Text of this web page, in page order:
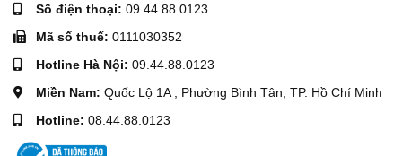
Số điện thoại: 09.44.88.0123
Mã số thuế: 0111030352
Hotline Hà Nội: 09.44.88.0123
Miền Nam: Quốc Lộ 1A , Phường Bình Tân, TP. Hồ Chí Minh
Hotline: 08.44.88.0123